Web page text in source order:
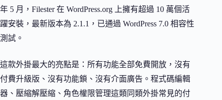
年 5 月，Filester 在 WordPress.org 上擁有超過 10 萬個活
躍安裝，最新版本為 2.1.1，已通過 WordPress 7.0 相容性
測試。
這款外掛最大的亮點是：所有功能全部免費開放，沒有
付費升級版、沒有功能鎖、沒有介面廣告。程式碼編輯
器、壓縮解壓縮、角色權限管理這類同類外掛常見的付